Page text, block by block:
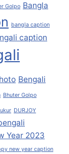
Golpo Bangla
bangla caption
caption
Bengali
Bhuter Golpo
DURJOY
Year 2023
new year caption